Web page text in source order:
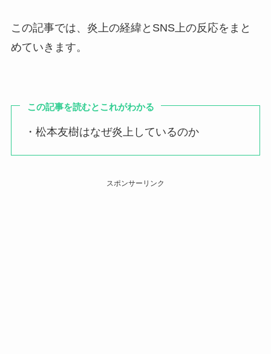
この記事では、炎上の経緯とSNS上の反応をまと
めていきます。
この記事を読むとこれがわかる
・松本友樹はなぜ炎上しているのか
スポンサーリンク